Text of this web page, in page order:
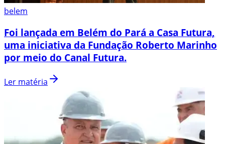
belem
Foi lançada em Belém do Pará a Casa Futura,
uma iniciativa da Fundação Roberto Marinho
por meio do Canal Futura.
Ler matéria